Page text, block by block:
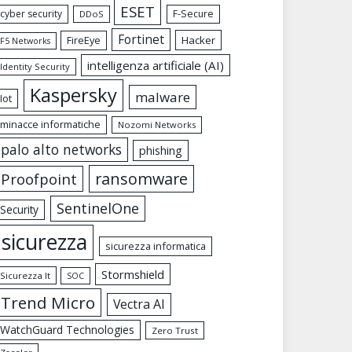
cyber security DDoS ESET F-Secure
F5 Networks FireEye Fortinet Hacker
Identity Security intelligenza artificiale (AI)
Iot Kaspersky malware
minacce informatiche Nozomi Networks
palo alto networks phishing
Proofpoint ransomware
Security SentinelOne
sicurezza sicurezza informatica
Sicurezza It SOC Stormshield
Trend Micro Vectra AI
WatchGuard Technologies
Zero Trust